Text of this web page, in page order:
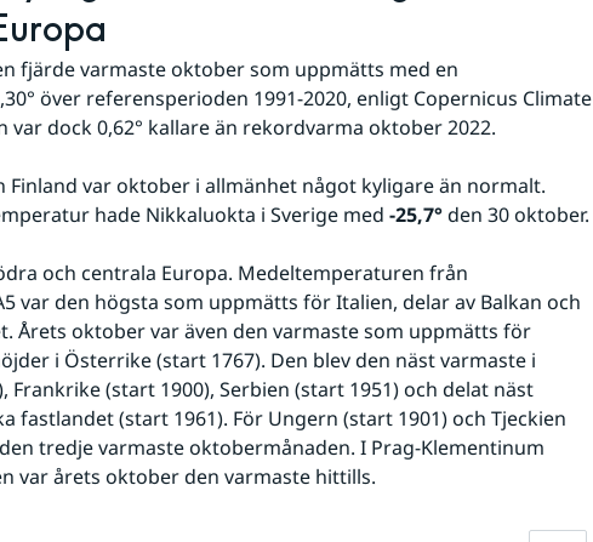
fjärde varmaste oktober som uppmätts med en
över referensperioden 1991-2020, enligt Copernicus Climate
var dock 0,62° kallare än rekordvarma oktober 2022.
Finland var oktober i allmänhet något kyligare än normalt.
hade Nikkaluokta i Sverige med -25,7° den 30 oktober.
och centrala Europa. Medeltemperaturen från
var den högsta som uppmätts för Italien, delar av Balkan och
Årets oktober var även den varmaste som uppmätts för
i Österrike (start 1767). Den blev den näst varmaste i
Frankrike (start 1900), Serbien (start 1951) och delat näst
fastlandet (start 1961). För Ungern (start 1901) och Tjeckien
tredje varmaste oktobermånaden. I Prag-Klementinum
var årets oktober den varmaste hittills.